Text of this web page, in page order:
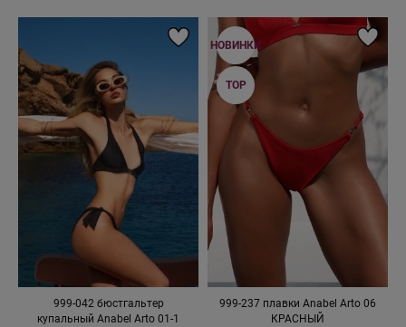
999-042 бюстгальтер
купальный Anabel Arto 01-1
999-237 плавки Anabel Arto 06
КРАСНЫЙ
НОВИНКИ
TOP